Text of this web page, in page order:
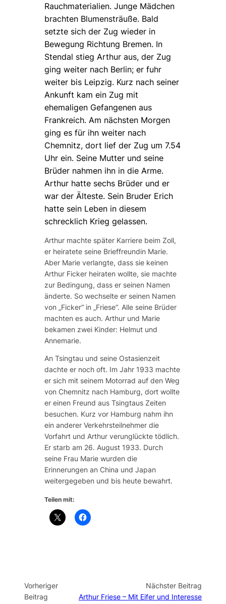
Rauchmaterialien. Junge Mädchen
brachten Blumensträuße. Bald
setzte sich der Zug wieder in
Bewegung Richtung Bremen. In
Stendal stieg Arthur aus, der Zug
ging weiter nach Berlin; er fuhr
weiter bis Leipzig. Kurz nach seiner
Ankunft kam ein Zug mit
ehemaligen Gefangenen aus
Frankreich. Am nächsten Morgen
ging es für ihn weiter nach
Chemnitz, dort lief der Zug um 7.54
Uhr ein. Seine Mutter und seine
Brüder nahmen ihn in die Arme.
Arthur hatte sechs Brüder und er
war der Älteste. Sein Bruder Erich
hatte sein Leben in diesem
schrecklich Krieg gelassen.
Arthur machte später Karriere beim Zoll,
er heiratete seine Brieffreundin Marie.
Aber Marie verlangte, dass sie keinen
Arthur Ficker heiraten wollte, sie machte
zur Bedingung, dass er seinen Namen
änderte. So wechselte er seinen Namen
von „Ficker“ in „Friese“. Alle seine Brüder
machten es auch. Arthur und Marie
bekamen zwei Kinder: Helmut und
Annemarie.
An Tsingtau und seine Ostasienzeit
dachte er noch oft. Im Jahr 1933 machte
er sich mit seinem Motorrad auf den Weg
von Chemnitz nach Hamburg, dort wollte
er einen Freund aus Tsingtaus Zeiten
besuchen. Kurz vor Hamburg nahm ihn
ein anderer Verkehrsteilnehmer die
Vorfahrt und Arthur verunglückte tödlich.
Er starb am 26. August 1933. Durch
seine Frau Marie wurden die
Erinnerungen an China und Japan
weitergegeben und bis heute bewahrt.
Teilen mit:
Vorheriger
Beitrag
Nächster Beitrag
Arthur Friese – Mit Eifer und Interesse